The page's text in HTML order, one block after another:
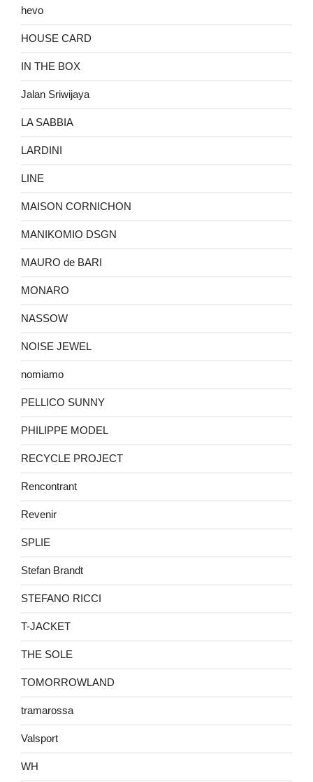
hevo
HOUSE CARD
IN THE BOX
Jalan Sriwijaya
LA SABBIA
LARDINI
LINE
MAISON CORNICHON
MANIKOMIO DSGN
MAURO de BARI
MONARO
NASSOW
NOISE JEWEL
nomiamo
PELLICO SUNNY
PHILIPPE MODEL
RECYCLE PROJECT
Rencontrant
Revenir
SPLIE
Stefan Brandt
STEFANO RICCI
T-JACKET
THE SOLE
TOMORROWLAND
tramarossa
Valsport
WH